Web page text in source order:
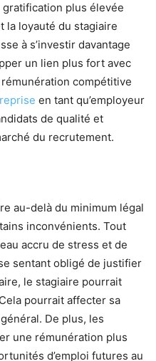
plus élevée
la loyauté du stagiaire
à s’investir davantage
un lien plus fort avec
compétitive
en tant qu’employeur
de qualité et
du recrutement.
au-delà du minimum légal
inconvénients. Tout
accru de stress et de
sentant obligé de justifier
le stagiaire pourrait
pourrait affecter sa
De plus, les
une rémunération plus
d’emploi futures au